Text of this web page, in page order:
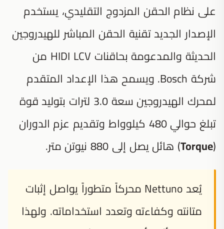
على نظام الحقن المزدوج التقليدي، يستخدم
الإصدار الجديد تقنية الحقن المباشر للهيدروجين
الحديثة والمدعومة بحاقنات HIDI LCV من
شركة Bosch. ويسمح هذا الإعداد المتقدم
لمحرك الهيدروجين سعة 3.0 لترات بتوليد قوة
تبلغ حوالي 480 كيلوواط وتقديم عزم الدوران
(
Torque) هائل يصل إلى 880 نيوتن متر.
يُعد Nettuno محركاً متطوراً يواصل إثبات
متانته وكفاءته وتعدد استخداماته. ولهذا